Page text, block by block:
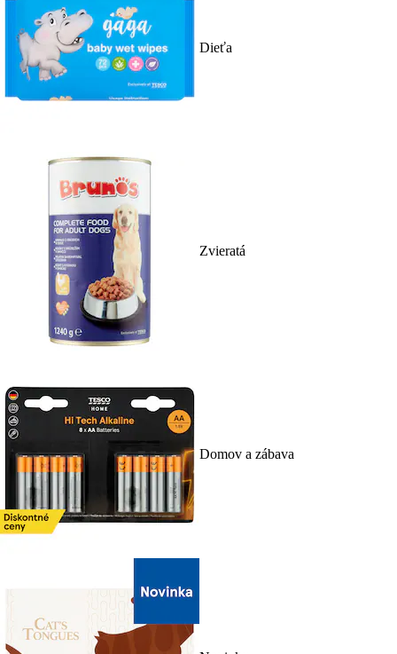
Dieťa
Zvieratá
Domov a zábava